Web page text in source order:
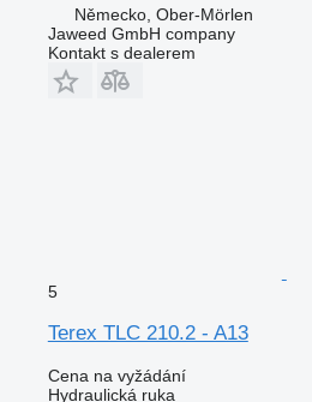
Německo, Ober-Mörlen
Jaweed GmbH company
Kontakt s dealerem
5
Terex TLC 210.2 - A13
Cena na vyžádání
Hydraulická ruka